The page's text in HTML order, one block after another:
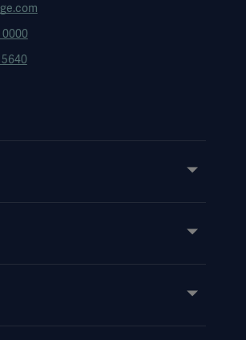
0000
5640